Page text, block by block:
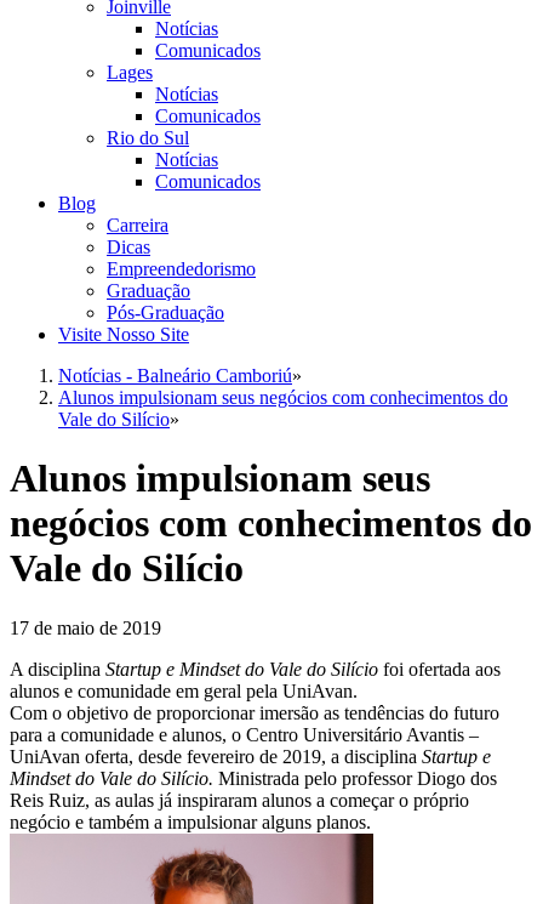
Joinville
Notícias
Comunicados
Lages
Notícias
Comunicados
Rio do Sul
Notícias
Comunicados
Blog
Carreira
Dicas
Empreendedorismo
Graduação
Pós-Graduação
Visite Nosso Site
Notícias - Balneário Camboriú»
Alunos impulsionam seus negócios com conhecimentos do
Vale do Silício»
Alunos impulsionam seus
negócios com conhecimentos do
Vale do Silício
17 de maio de 2019
A disciplina Startup e Mindset do Vale do Silício foi ofertada aos
alunos e comunidade em geral pela UniAvan.
Com o objetivo de proporcionar imersão as tendências do futuro
para a comunidade e alunos, o Centro Universitário Avantis –
UniAvan oferta, desde fevereiro de 2019, a disciplina Startup e
Mindset do Vale do Silício. Ministrada pelo professor Diogo dos
Reis Ruiz, as aulas já inspiraram alunos a começar o próprio
negócio e também a impulsionar alguns planos.